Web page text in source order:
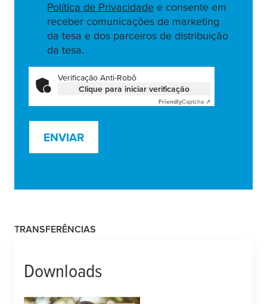
Política de Privacidade e consente em
receber comunicações de marketing
da tesa e dos parceiros de distribuição
da tesa.
Verificação Anti-Robô
Clique para iniciar verificação
FriendlyCaptcha ⇗
ENVIAR
TRANSFERÊNCIAS
Downloads